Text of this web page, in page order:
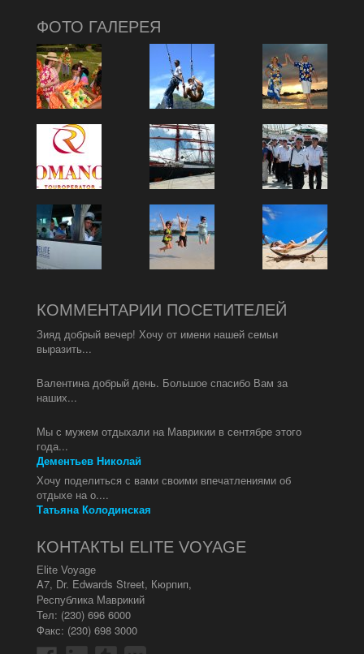
ФОТО ГАЛЕРЕЯ
КОММЕНТАРИИ ПОСЕТИТЕЛЕЙ
Зияд добрый вечер! Хочу от имени нашей семьи
выразить...
Валентина добрый день. Большое спасибо Вам за
наших...
Мы с мужем отдыхали на Маврикии в сентябре этого
года...
Дементьев Николай
Хочу поделиться с вами своими впечатлениями об
отдыхе на о....
Татьяна Колодинская
КОНТАКТЫ ELITE VOYAGE
Elite Voyage
A7, Dr. Edwards Street, Кюрпип,
Республика Маврикий
Тел: (230) 696 6000
Факс: (230) 698 3000